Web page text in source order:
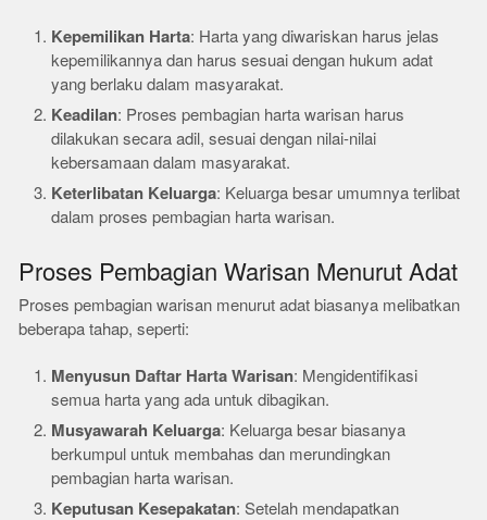
Kepemilikan Harta: Harta yang diwariskan harus jelas
kepemilikannya dan harus sesuai dengan hukum adat
yang berlaku dalam masyarakat.
Keadilan: Proses pembagian harta warisan harus
dilakukan secara adil, sesuai dengan nilai-nilai
kebersamaan dalam masyarakat.
Keterlibatan Keluarga: Keluarga besar umumnya terlibat
dalam proses pembagian harta warisan.
Proses Pembagian Warisan Menurut Adat
Proses pembagian warisan menurut adat biasanya melibatkan
beberapa tahap, seperti:
Menyusun Daftar Harta Warisan: Mengidentifikasi
semua harta yang ada untuk dibagikan.
Musyawarah Keluarga: Keluarga besar biasanya
berkumpul untuk membahas dan merundingkan
pembagian harta warisan.
Keputusan Kesepakatan: Setelah mendapatkan